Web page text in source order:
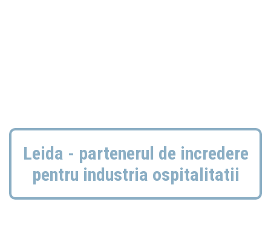
Leida - partenerul de incredere
pentru industria ospitalitatii